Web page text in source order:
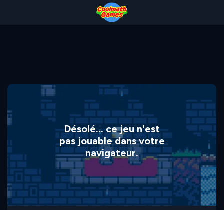
Désolé... ce jeu n'est
pas jouable dans votre
navigateur.